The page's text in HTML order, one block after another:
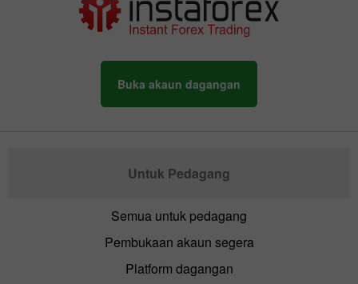
Buka akaun dagangan
Untuk Pedagang
Semua untuk pedagang
Pembukaan akaun segera
Platform dagangan